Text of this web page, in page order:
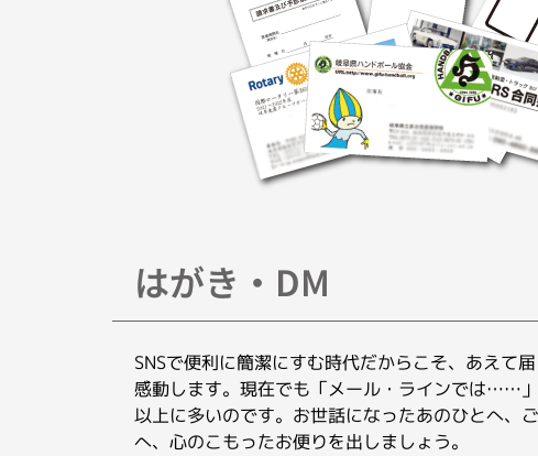
はがき・DM
SNSで便利に簡潔にすむ時代だからこそ、あえて
感動します。現在でも「メール・ラインでは……
以上に多いのです。お世話になったあのひとへ、
へ、心のこもったお便りを出しましょう。